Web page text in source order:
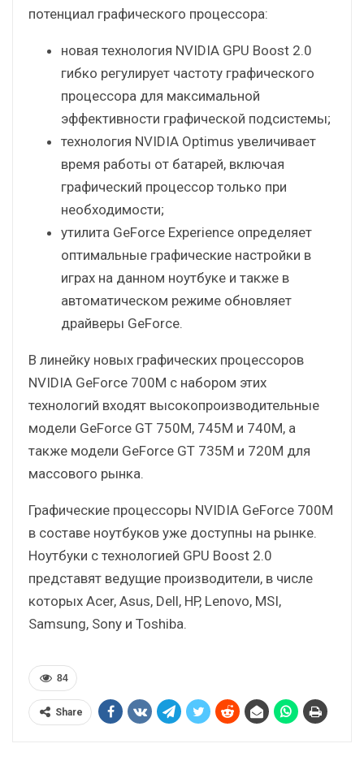
потенциал графического процессора:
новая технология NVIDIA GPU Boost 2.0
гибко регулирует частоту графического
процессора для максимальной
эффективности графической подсистемы;
технология NVIDIA Optimus увеличивает
время работы от батарей, включая
графический процессор только при
необходимости;
утилита GeForce Experience определяет
оптимальные графические настройки в
играх на данном ноутбуке и также в
автоматическом режиме обновляет
драйверы GeForce.
В линейку новых графических процессоров
NVIDIA GeForce 700M с набором этих
технологий входят высокопроизводительные
модели GeForce GT 750M, 745M и 740M, а
также модели GeForce GT 735M и 720M для
массового рынка.
Графические процессоры NVIDIA GeForce 700M
в составе ноутбуков уже доступны на рынке.
Ноутбуки с технологией GPU Boost 2.0
представят ведущие производители, в числе
которых Acer, Asus, Dell, HP, Lenovo, MSI,
Samsung, Sony и Toshiba.
84
Share